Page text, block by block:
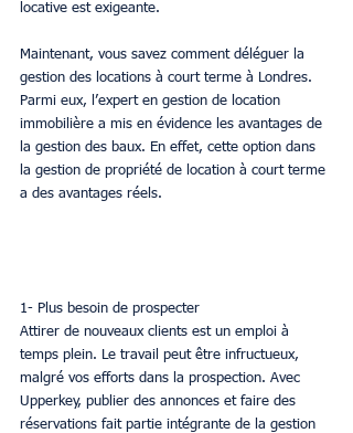
locative est exigeante.
Maintenant, vous savez comment déléguer la
gestion des locations à court terme à Londres.
Parmi eux, l’expert en gestion de location
immobilière a mis en évidence les avantages de
la gestion des baux. En effet, cette option dans
la gestion de propriété de location à court terme
a des avantages réels.
1- Plus besoin de prospecter
Attirer de nouveaux clients est un emploi à
temps plein. Le travail peut être infructueux,
malgré vos efforts dans la prospection. Avec
Upperkey, publier des annonces et faire des
réservations fait partie intégrante de la gestion